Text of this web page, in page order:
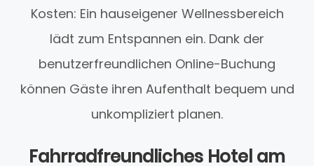
Kosten: Ein hauseigener Wellnessbereich
lädt zum Entspannen ein. Dank der
benutzerfreundlichen Online-Buchung
können Gäste ihren Aufenthalt bequem und
unkompliziert planen.
Fahrradfreundliches Hotel am